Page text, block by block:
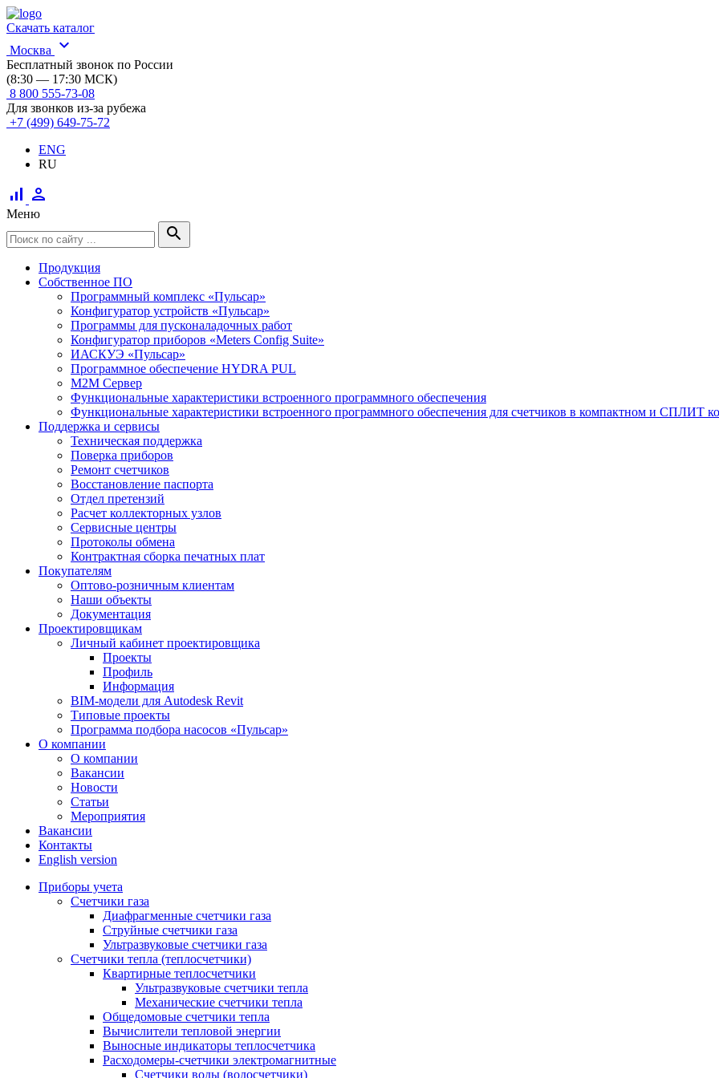
Скачать каталог
Москва
expand_more
Бесплатный звонок по России
(8:30 — 17:30 МСК)
8 800 555-73-08
Для звонков из-за рубежа
+7 (499) 649-75-72
ENG
RU
signal_cellular_alt person
Меню
search
Продукция
Собственное ПО
Программный комплекс «Пульсар»
Конфигуратор устройств «Пульсар»
Программы для пусконаладочных работ
Конфигуратор приборов «Meters Config Suite»
ИАСКУЭ «Пульсар»
Программное обеспечение HYDRA PUL
M2M Сервер
Функциональные характеристики встроенного программного обеспечения
Функциональные характеристики встроенного программного обеспечения для счетчиков в компактном и СПЛИТ
Поддержка и сервисы
Техническая поддержка
Поверка приборов
Ремонт счетчиков
Восстановление паспорта
Отдел претензий
Расчет коллекторных узлов
Сервисные центры
Протоколы обмена
Контрактная сборка печатных плат
Покупателям
Оптово-розничным клиентам
Наши объекты
Документация
Проектировщикам
Личный кабинет проектировщика
Проекты
Профиль
Информация
BIM-модели для Autodesk Revit
Типовые проекты
Программа подбора насосов «Пульсар»
О компании
О компании
Вакансии
Новости
Статьи
Мероприятия
Вакансии
Контакты
English version
Приборы учета
Счетчики газа
Диафрагменные счетчики газа
Струйные счетчики газа
Ультразвуковые счетчики газа
Счетчики тепла (теплосчетчики)
Квартирные теплосчетчики
Ультразвуковые счетчики тепла
Механические счетчики тепла
Общедомовые счетчики тепла
Вычислители тепловой энергии
Выносные индикаторы теплосчетчика
Расходомеры-счетчики электромагнитные
Счетчики воды (водосчетчики)